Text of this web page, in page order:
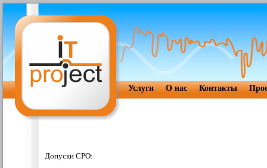
Услуги О нас Контакты
Допуски СРО: